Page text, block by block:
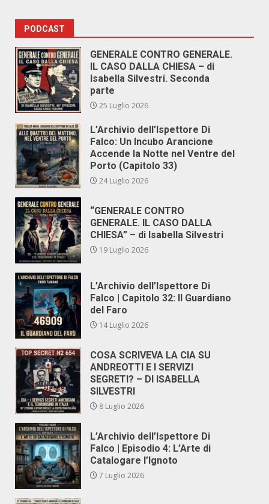
PODCAST
GENERALE CONTRO GENERALE.
IL CASO DALLA CHIESA – di
Isabella Silvestri. Seconda
parte
25 Luglio 2026
L’Archivio dell’Ispettore Di
Falco: Un Incubo Arancione
Accende la Notte nel Ventre del
Porto (Capitolo 33)
24 Luglio 2026
“GENERALE CONTRO
GENERALE. IL CASO DALLA
CHIESA” – di Isabella Silvestri
19 Luglio 2026
L’Archivio dell’Ispettore Di
Falco | Capitolo 32: Il Guardiano
del Faro
14 Luglio 2026
COSA SCRIVEVA LA CIA SU
ANDREOTTI E I SERVIZI
SEGRETI? – DI ISABELLA
SILVESTRI
8 Luglio 2026
L’Archivio dell’Ispettore Di
Falco | Episodio 4: L’Arte di
Catalogare l’Ignoto
7 Luglio 2026